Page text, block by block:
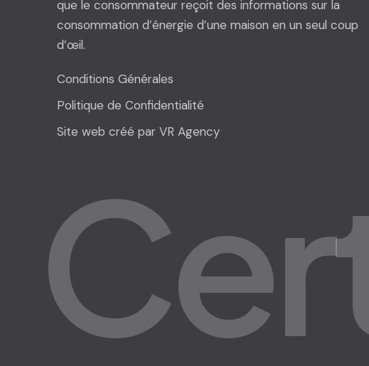
que le consommateur reçoit des informations sur la
consommation d’énergie d’une maison en un seul coup
d’œil.
Conditions Générales
Politique de Confidentialité
Site web créé par VR Agency
Cer